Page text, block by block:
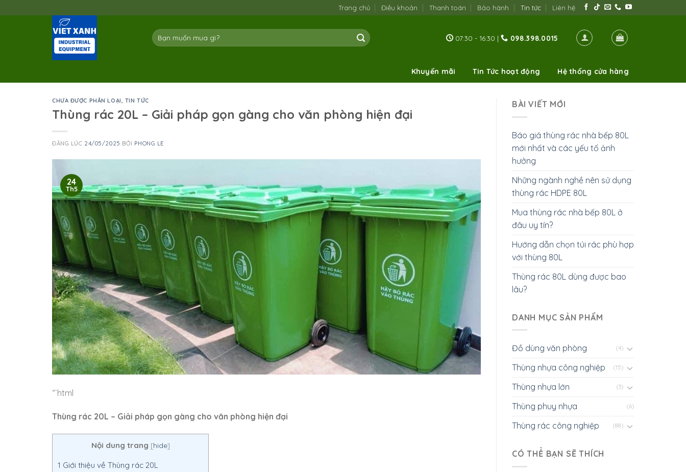
to
Trang chủ Điều khoản Thanh toán Bảo hành Tin tức Liên hệ
Tìm
kiếm:
07:30 - 16:30 | 098.398.0015
Khuyến mãi Tin Tức hoạt động Hệ thống cửa hàng
CHƯA ĐƯỢC PHÂN LOẠI, TIN TỨC
Thùng rác 20L – Giải pháp gọn gàng cho văn phòng hiện đại
ĐĂNG LÚC 24/05/2025 BỞI PHONG LE
24
Th5
“`html
Thùng rác 20L – Giải pháp gọn gàng cho văn phòng hiện đại
Nội dung trang [hide]
1 Giới thiệu về Thùng rác 20L
BÀI VIẾT MỚI
Báo giá thùng rác nhà bếp 80L
mới nhất và các yếu tố ảnh
hưởng
Những ngành nghề nên sử dụng
thùng rác HDPE 80L
Mua thùng rác nhà bếp 80L ở
đâu uy tín?
Hướng dẫn chọn túi rác phù hợp
với thùng 80L
Thùng rác 80L dùng được bao
lâu?
DANH MỤC SẢN PHẨM
Đồ dùng văn phòng (4)
Thùng nhựa công nghiệp (15)
Thùng nhựa lớn (3)
Thùng phuy nhựa (6)
Thùng rác công nghiệp (88)
CÓ THỂ BẠN SẼ THÍCH